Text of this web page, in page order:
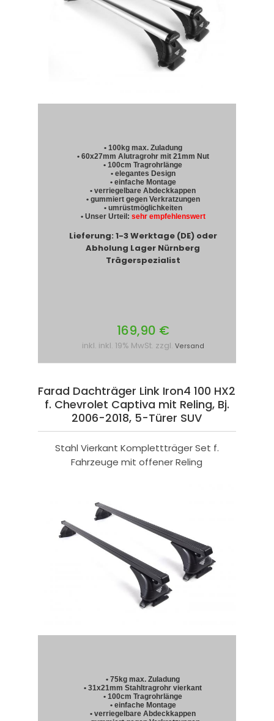
• 100kg max. Zuladung
• 60x27mm Alutragrohr mit 21mm Nut
• 100cm Tragrohrlänge
• elegantes Design
• einfache Montage
• verriegelbare Abdeckkappen
• gummiert gegen Verkratzungen
• umrüstmöglichkeiten
• Unser Urteil: sehr empfehlenswert
Lieferung: 1-3 Werktage (DE) oder
Abholung Lager Nürnberg
Trägerspezialist
169,90 €
inkl. inkl. 19% MwSt. zzgl. Versand
Farad Dachträger Link Iron4 100 HX2
f. Chevrolet Captiva mit Reling, Bj.
2006-2018, 5-Türer SUV
Stahl Vierkant Komplettträger Set f.
Fahrzeuge mit offener Reling
• 75kg max. Zuladung
• 31x21mm Stahltragrohr vierkant
• 100cm Tragrohrlänge
• einfache Montage
• verriegelbare Abdeckkappen